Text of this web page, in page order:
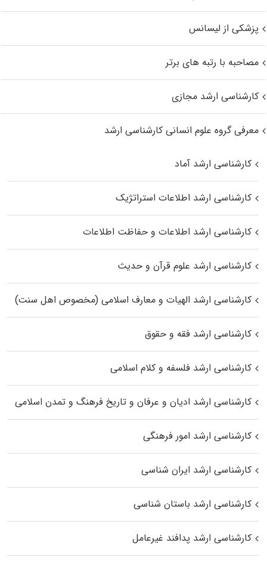
پزشکی از لیسانس
مصاحبه با رتبه های برتر
کارشناسی ارشد مجازی
معرفی گروه علوم انسانی کارشناسی ارشد
کارشناسی ارشد آماد
کارشناسی ارشد اطلاعات استراتژیک
کارشناسی ارشد اطلاعات و حفاظت اطلاعات
کارشناسی ارشد علوم قرآن و حدیث
کارشناسی ارشد الهیات و معارف اسلامی (مخصوص اهل سنت)
کارشناسی ارشد فقه و حقوق
کارشناسی ارشد فلسفه و کلام اسلامی
کارشناسی ارشد ادیان و عرفان و تاریخ فرهنگ و تمدن اسلامی
کارشناسی ارشد امور فرهنگی
کارشناسی ارشد ایران شناسی
کارشناسی ارشد باستان شناسی
کارشناسی ارشد پدافند غیرعامل